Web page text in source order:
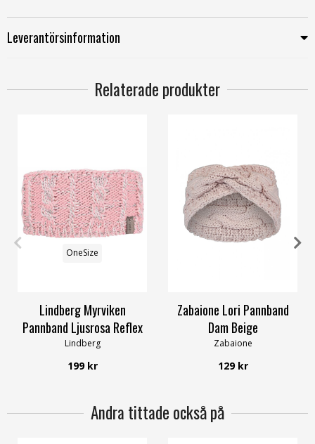
Leverantörsinformation
Relaterade produkter
OneSize
Lindberg Myrviken
Pannband Ljusrosa Reflex
Lindberg
199 kr
Zabaione Lori Pannband
Dam Beige
Zabaione
129 kr
Andra tittade också på